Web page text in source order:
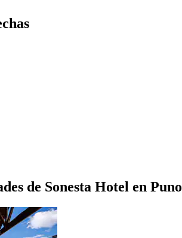
de Sonesta Hotel en Puno